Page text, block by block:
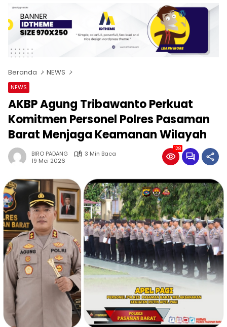
Beranda NEWS
NEWS
AKBP Agung Tribawanto Perkuat
Komitmen Personel Polres Pasaman
Barat Menjaga Keamanan Wilayah
BIRO PADANG
3 Min Baca
19 Mei 2026
128